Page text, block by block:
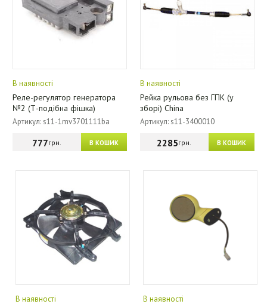
В наявності
Реле-регулятор генератора
№2 (Т-подібна фішка)
Артикул: s11-1mv3701111ba
В КОШИК
777грн.
В наявності
Рейка рульова без ГПК (у
зборі) China
Артикул: s11-3400010
В КОШИК
2285грн.
В наявності В наявності